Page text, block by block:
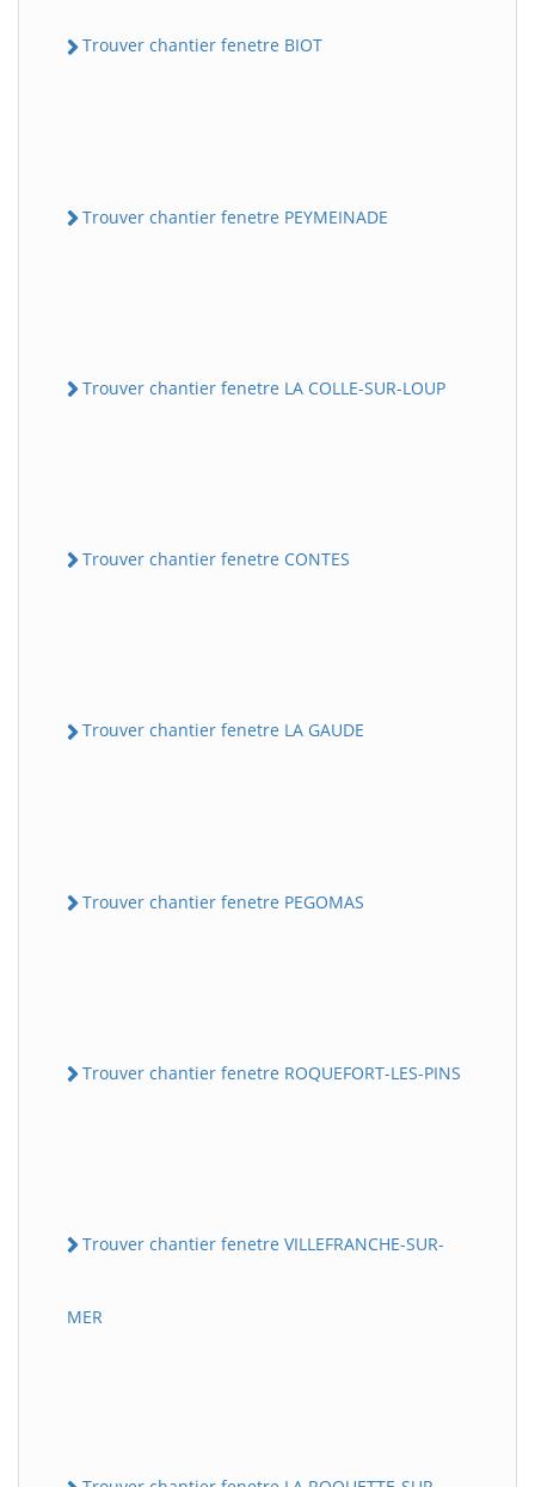
Trouver chantier fenetre BIOT
Trouver chantier fenetre PEYMEINADE
Trouver chantier fenetre LA COLLE-SUR-LOUP
Trouver chantier fenetre CONTES
Trouver chantier fenetre LA GAUDE
Trouver chantier fenetre PEGOMAS
Trouver chantier fenetre ROQUEFORT-LES-PINS
Trouver chantier fenetre VILLEFRANCHE-SUR-
MER